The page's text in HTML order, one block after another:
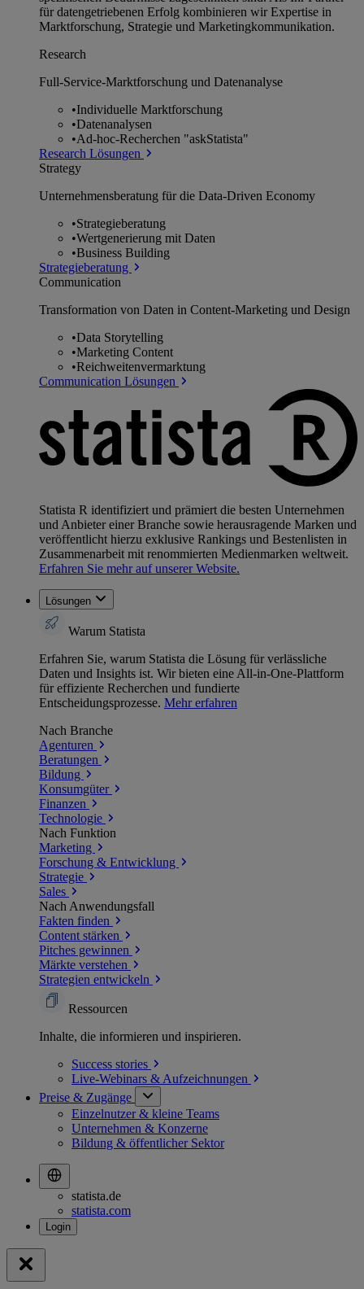
für datengetriebenen Erfolg kombinieren wir Expertise in
Marktforschung, Strategie und Marketingkommunikation.
Research
Full-Service-Marktforschung und Datenanalyse
•Individuelle Marktforschung
•Datenanalysen
•Ad-hoc-Recherchen "askStatista"
Research Lösungen
Strategy
Unternehmens­beratung für die Data-Driven Economy
•Strategieberatung
•Wertgenerierung mit Daten
•Business Building
Strategieberatung
Communication
Transformation von Daten in Content-Marketing und Design
•Data Storytelling
•Marketing Content
•Reichweitenvermarktung
Communication Lösungen
Statista R identifiziert und prämiert die besten Unternehmen
und Anbieter einer Branche sowie herausragende Marken und
veröffentlicht hierzu exklusive Rankings und Bestenlisten in
Zusammenarbeit mit renommierten Medienmarken weltweit.
Erfahren Sie mehr auf unserer Website.
Lösungen
Warum Statista
Erfahren Sie, warum Statista die Lösung für verlässliche
Daten und Insights ist. Wir bieten eine All-in-One-Plattform
für effiziente Recherchen und fundierte
Entscheidungsprozesse. Mehr erfahren
Nach Branche
Agenturen
Beratungen
Bildung
Konsumgüter
Finanzen
Technologie
Nach Funktion
Marketing
Forschung & Entwicklung
Strategie
Sales
Nach Anwendungsfall
Fakten finden
Content stärken
Pitches gewinnen
Märkte verstehen
Strategien entwickeln
Ressourcen
Inhalte, die informieren und inspirieren.
Success stories
Live-Webinars & Aufzeichnungen
Preise & Zugänge
Einzelnutzer & kleine Teams
Unternehmen & Konzerne
Bildung & öffentlicher Sektor
statista.de
statista.com